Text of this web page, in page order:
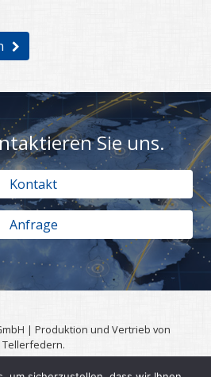
Sie uns.
Kontakt
Anfrage
| Produktion und Vertrieb von
Tellerfedern.